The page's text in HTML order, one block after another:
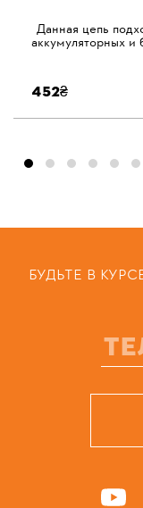
Данная цепь
аккумуляторных и
452₴
БУДЬТЕ В